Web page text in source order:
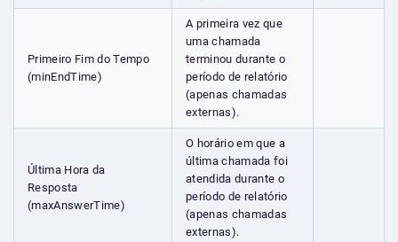
Primeiro Fim do Tempo
(minEndTime)
A primeira vez que
uma chamada
terminou durante o
período de relatório
(apenas chamadas
externas).
Última Hora da
Resposta
(maxAnswerTime)
O horário em que a
última chamada foi
atendida durante o
período de relatório
(apenas chamadas
externas).